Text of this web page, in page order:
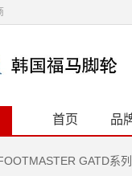
首页 品
GATD系